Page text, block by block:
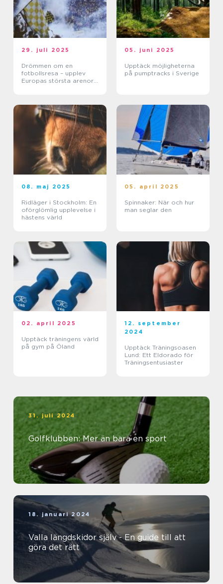
29. juli 2025
Drömmen om en
fotbollsresa – upplev
Europas största arenor
05. juni 2025
Upptäck möjligheterna
på pumptracks i Sverige
08. maj 2025
Ridläger i Stockholm: En
oförglömlig upplevelse i
hästens värld
05. april 2025
Spinnaker: När och hur
man seglar den
02. april 2025
Upptäck träningens värld
på gym på Öland
12. september
2024
Upptäck Träningsoasen
Lund: Ett Eldorado för
Träningsentusiaster
31. juli 2024
Golfklubben: Mer än bara en sport
18. januari 2024
Valla längdskidor själv - En guide till att
göra det rätt